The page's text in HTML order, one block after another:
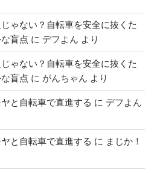
ゃない？自転車を安全に抜くた
盲点 に デフよん より
ゃない？自転車を安全に抜くた
盲点 に がんちゃん より
と自転車で直進する に デフよん
と自転車で直進する に まじか！